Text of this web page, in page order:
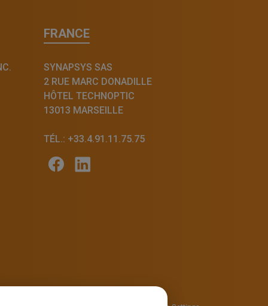
FRANCE
SYNAPSYS SAS
2 RUE MARC DONADILLE
HÔTEL TECHNOPTIC
13013 MARSEILLE
TÉL.: +33.4.91.11.75.75